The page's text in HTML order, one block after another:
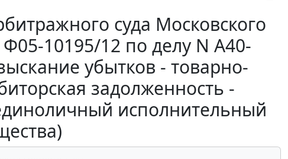
суда Московского
Ф05-10195/12 по делу N А40-
убытков - товарно-
задолженность -
исполнительный